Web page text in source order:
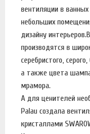
вентиляции в ванных
небольших
дизайну
производятся в
серебристого,
а также цвета
мрамора.
А для ценителей
Palau создала
кристаллами